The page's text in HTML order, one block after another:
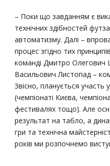
– Поки що завданням є
технічних здібностей
автоматизму. Далі –
процес згідно тих
команді Дмитро Олегович
Васильович Листопад –
Звісно, планується участь
(чемпіонаті Києва,
фестивалях тощо). Але
результат на табло, а
гри та технічна
років ми розпочнемо